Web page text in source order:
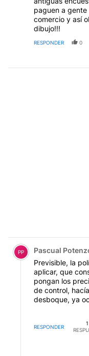
paguen a
comercio y así
dibujo!!!
RESPONDER 0
Comentario de
PP Pascual
Previsible, la
aplicar, que
pongan los
de control,
desboque, ya
macri, cuando
sobre el fin del
que la inflación
y la llevó al
RESPONDER
1